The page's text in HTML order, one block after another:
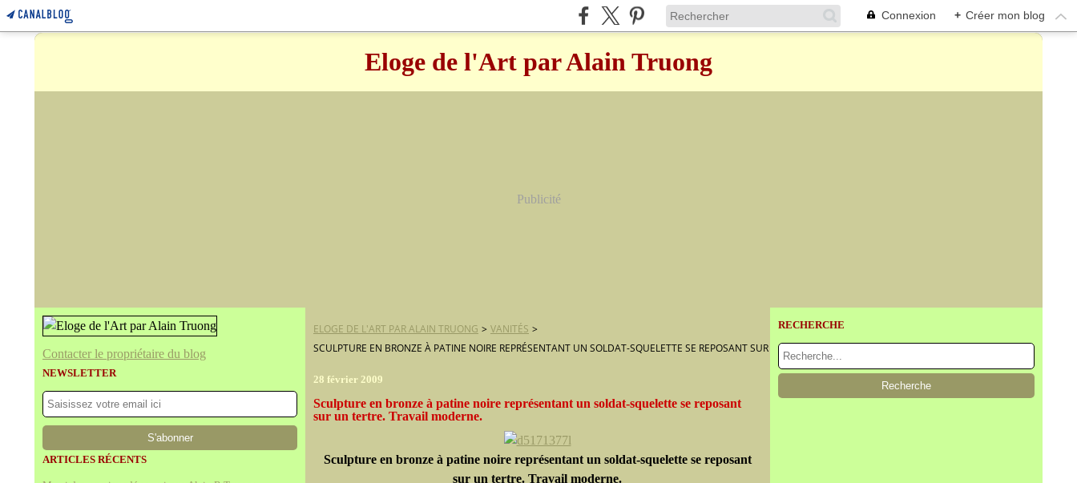
Connexion + Créer mon blog
Eloge de l'Art par Alain Truong
Publicité
Contacter le propriétaire du blog
NEWSLETTER
ARTICLES RÉCENTS
ELOGE DE L'ART PAR ALAIN TRUONG > VANITÉS >
SCULPTURE EN BRONZE À PATINE NOIRE REPRÉSENTANT UN SOLDAT-SQUELETTE SE REPOSANT SUR UN TERTRE. TRAVAIL MODERNE.
28 février 2009
Sculpture en bronze à patine noire représentant un soldat-squelette se reposant
sur un tertre. Travail moderne.
Sculpture en bronze à patine noire représentant un soldat-squelette se reposant
sur un tertre. Travail moderne.
RECHERCHE